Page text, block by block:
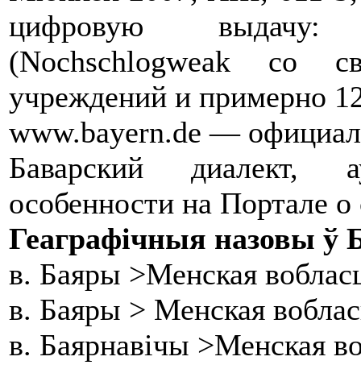
цифровую выдачу:
(Nochschlogweak со
учреждений и примерно
www.bayern.de —
Баварский диалект,
особенности на Портале о
Геаграфічныя назовы ў
в. Баяры >Менская
в. Баяры > Менская
в. Баярнавічы >Менская